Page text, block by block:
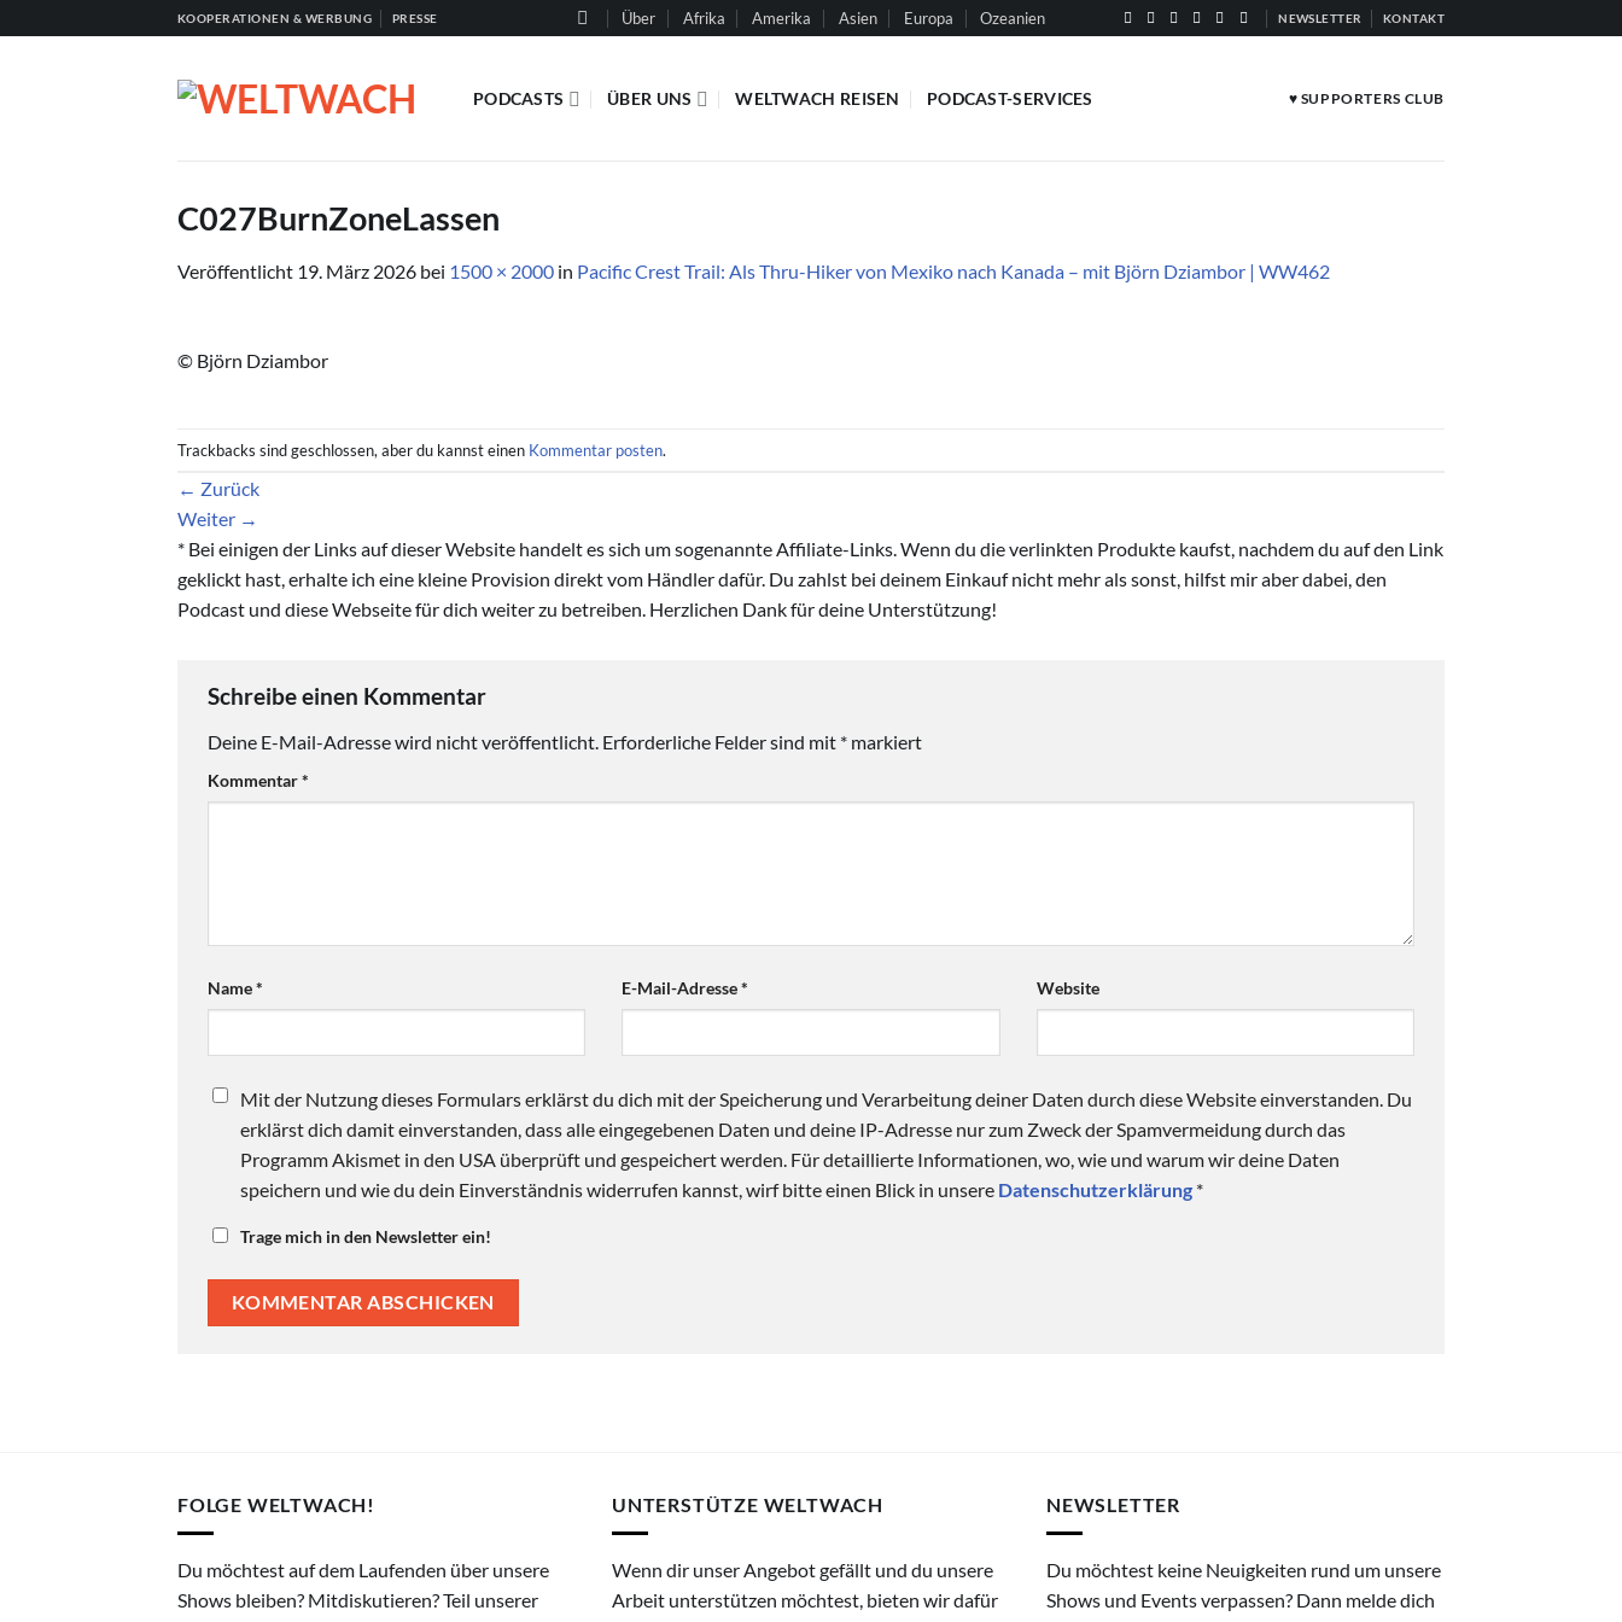
Inhalt
KOOPERATIONEN & WERBUNG PRESSE Über Afrika Amerika Asien Europa Ozeanien NEWSLETTER KONTAKT
PODCASTS ÜBER UNS WELTWACH REISEN PODCAST-SERVICES ♥ SUPPORTERS CLUB
C027BurnZoneLassen
Veröffentlicht 19. März 2026 bei 1500 × 2000 in Pacific Crest Trail: Als Thru-Hiker von Mexiko nach Kanada – mit Björn Dziambor | WW462
© Björn Dziambor
Trackbacks sind geschlossen, aber du kannst einen Kommentar posten.
← Zurück
Weiter →
* Bei einigen der Links auf dieser Website handelt es sich um sogenannte Affiliate-Links. Wenn du die verlinkten Produkte kaufst, nachdem du auf den Link
geklickt hast, erhalte ich eine kleine Provision direkt vom Händler dafür. Du zahlst bei deinem Einkauf nicht mehr als sonst, hilfst mir aber dabei, den
Podcast und diese Webseite für dich weiter zu betreiben. Herzlichen Dank für deine Unterstützung!
Schreibe einen Kommentar
Deine E-Mail-Adresse wird nicht veröffentlicht. Erforderliche Felder sind mit * markiert
Kommentar*
Name* E-Mail-Adresse* Website
Mit der Nutzung dieses Formulars erklärst du dich mit der Speicherung und Verarbeitung deiner Daten durch diese Website einverstanden. Du
erklärst dich damit einverstanden, dass alle eingegebenen Daten und deine IP-Adresse nur zum Zweck der Spamvermeidung durch das
Programm Akismet in den USA überprüft und gespeichert werden. Für detaillierte Informationen, wo, wie und warum wir deine Daten
speichern und wie du dein Einverständnis widerrufen kannst, wirf bitte einen Blick in unsere Datenschutzerklärung *
Trage mich in den Newsletter ein!
FOLGE WELTWACH!
Du möchtest auf dem Laufenden über unsere
Shows bleiben? Mitdiskutieren? Teil unserer
UNTERSTÜTZE WELTWACH
Wenn dir unser Angebot gefällt und du unsere
Arbeit unterstützen möchtest, bieten wir dafür
NEWSLETTER
Du möchtest keine Neuigkeiten rund um unsere
Shows und Events verpassen? Dann melde dich